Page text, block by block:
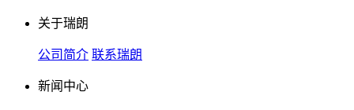
关于瑞朗
公司简介 联系瑞朗
新闻中心